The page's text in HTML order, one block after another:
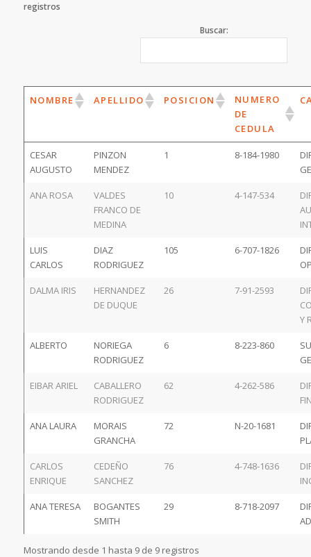
registros
Buscar:
NOMBRE APELLIDO POSICION
NUMERO
DE
CEDULA
CESAR
AUGUSTO
PINZON
MENDEZ
1 8-184-1980
ANA ROSA
VALDES
FRANCO DE
MEDINA
10 4-147-534
LUIS
CARLOS
DIAZ
RODRIGUEZ
105 6-707-1826
DALMA IRIS
HERNANDEZ
DE DUQUE
26 7-91-2593
Y
ALBERTO
NORIEGA
RODRIGUEZ
6 8-223-860
EIBAR ARIEL
CABALLERO
RODRIGUEZ
62 4-262-586
ANA LAURA
MORAIS
GRANCHA
72 N-20-1681
CARLOS
ENRIQUE
CEDEÑO
SANCHEZ
76 4-748-1636
ANA TERESA
BOGANTES
SMITH
29 8-718-2097
Mostrando desde 1 hasta 9 de 9 registros